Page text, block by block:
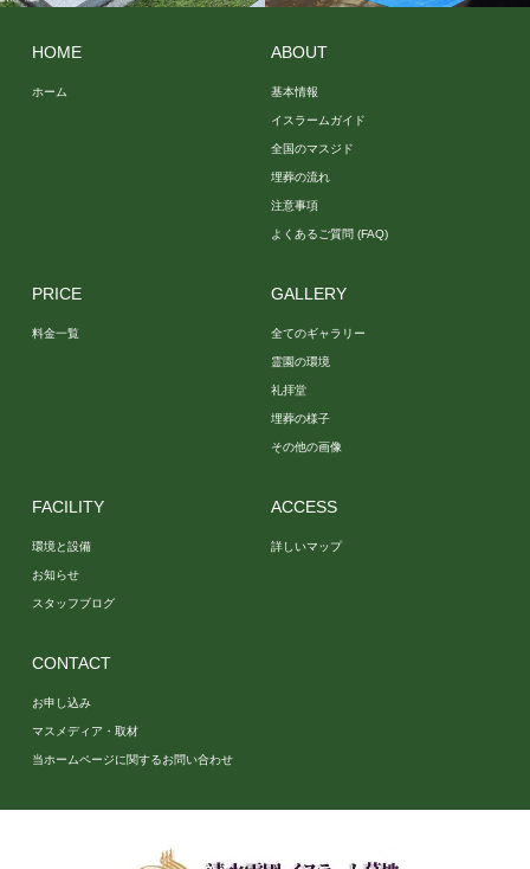
像
HOME
ホーム
ABOUT
基本情報
イスラームガイド
全国のマスジド
埋葬の流れ
注意事項
よくあるご質問 (FAQ)
PRICE
料金一覧
GALLERY
全てのギャラリー
霊園の環境
礼拝堂
埋葬の様子
その他の画像
FACILITY
環境と設備
お知らせ
スタッフブログ
ACCESS
詳しいマップ
CONTACT
お申し込み
マスメディア・取材
当ホームページに関するお問い合わせ